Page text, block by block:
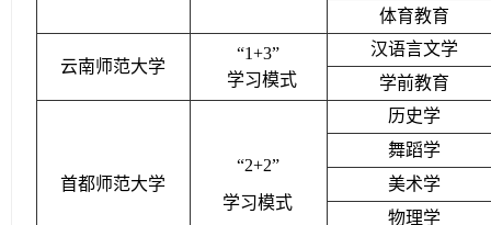
体育教育
云南师范大学
“1+3”
学习模式
汉语言文学
学前教育
首都师范大学
“2+2”
学习模式
历史学
舞蹈学
美术学
物理学